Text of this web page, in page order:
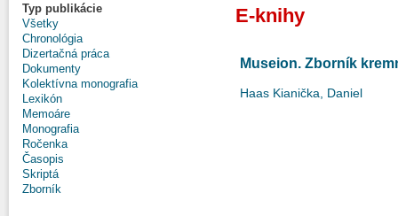
Typ publikácie
Všetky
Chronológia
Dizertačná práca
Dokumenty
Kolektívna monografia
Lexikón
Memoáre
Monografia
Ročenka
Časopis
Skriptá
Zborník
E-knihy
Museion. Zborník
Haas Kianička, Daniel